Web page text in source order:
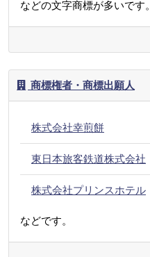
などの文字商標が多いです。
商標権者・商標出願人
株式会社幸煎餅
東日本旅客鉄道株式会社
株式会社プリンスホテル
などです。